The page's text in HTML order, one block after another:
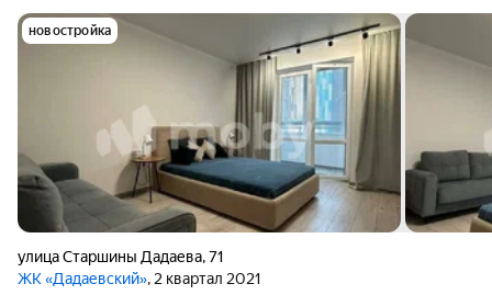
новостройка
улица Старшины Дадаева,71
ЖК «Дадаевский», 2 квартал 2021